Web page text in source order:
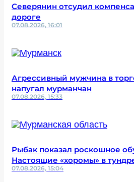
Северянин отсудил
дороге
07.08.2026, 16:01
Агрессивный мужчина в
напугал мурманчан
07.08.2026, 15:33
Рыбак показал роскошное
Настоящие «хоромы» в
07.08.2026, 15:04